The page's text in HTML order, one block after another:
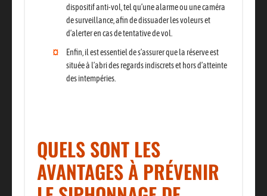
dispositif anti-vol , tel qu’une alarme ou une caméra
de surveillance, afin de dissuader les voleurs et
d’alerter en cas de tentative de vol.
Enfin, il est essentiel de s’assurer que la réserve est
située à l’abri des regards indiscrets et hors d’atteinte
des intempéries.
QUELS SONT LES
AVANTAGES À PRÉVENIR